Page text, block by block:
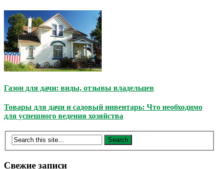
Газон для дачи: виды, отзывы владельцев
Товары для дачи и садовый инвентарь: Что необходимо
для успешного ведения хозяйства
Свежие записи